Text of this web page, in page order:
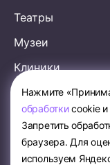
Театры
Музеи
Клиники
Аэропорты
Образование
Рестораны
Нажмите
обработкиcookie и
Запретить
браузера. Для
используем